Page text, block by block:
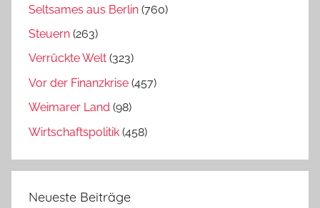
Seltsames aus Berlin (760)
Steuern (263)
Verrückte Welt (323)
Vor der Finanzkrise (457)
Weimarer Land (98)
Wirtschaftspolitik (458)
Neueste Beiträge